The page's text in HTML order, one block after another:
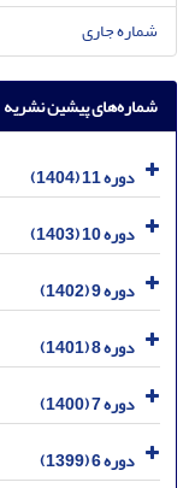
شماره جاری
شماره‌های پیشین نشریه
دوره 11 (1404)
دوره 10 (1403)
دوره 9 (1402)
دوره 8 (1401)
دوره 7 (1400)
دوره 6 (1399)